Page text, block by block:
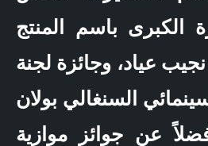
الكبرى باسم المنتج
عياد، وجائزة لجنة
السنغالي بولان
عن جوائز موازية